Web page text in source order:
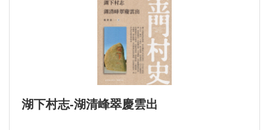
湖下村志-湖清峰翠慶雲出